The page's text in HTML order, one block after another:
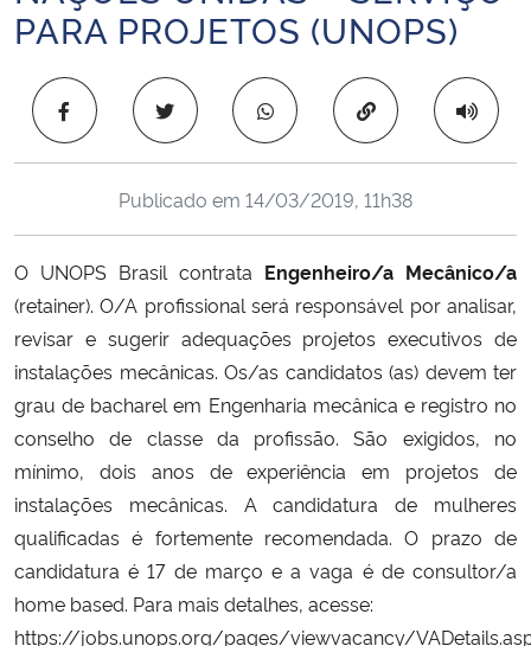
Ministério da Infraestrutura
Ministério da Educação
Ministério da Cidadania
Ministério de Minas e Energia
Ministério da Ciência, Tecnologia, Inovações e Comunicações
Ministério do Meio Ambiente
Ministério do Turismo
Ministério do Desenvolvimento Regional
Controladoria-Geral da União
PARA PROJETOS (UNOPS)
Copiar para área
Publicado em 14/03/2019, 11h38
O UNOPS Brasil contrata Engenheiro/a Mecânico/a
(retainer). O/A profissional será responsável por analisar,
revisar e sugerir adequações projetos executivos de
instalações mecânicas. Os/as candidatos (as) devem ter
grau de bacharel em Engenharia mecânica e registro no
conselho de classe da profissão. São exigidos, no
mínimo, dois anos de experiência em projetos de
instalações mecânicas. A candidatura de mulheres
qualificadas é fortemente recomendada. O prazo de
candidatura é 17 de março e a vaga é de consultor/a
home based. Para mais detalhes, acesse:
https://jobs.unops.org/pages/viewvacancy/